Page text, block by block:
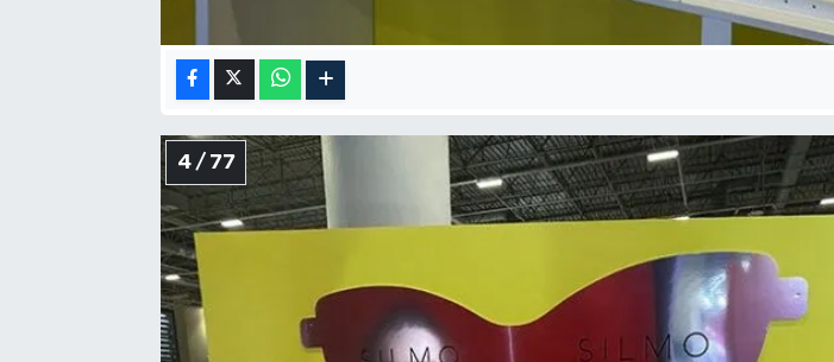
4 / 77